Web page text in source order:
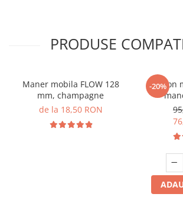
PRODUSE
Maner mobila FLOW 128
mm, champagne
de la 18,50 RON
-20%
Sablon